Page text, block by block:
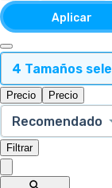
Aplicar
4 Tamaños
Precio Precio
Recomendado
Filtrar